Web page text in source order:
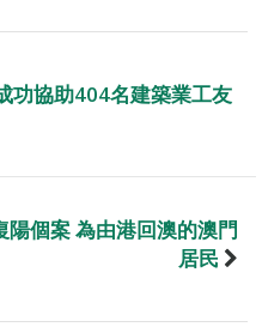
功協助404名建築業工友
個案 為由港回澳的澳門
居民